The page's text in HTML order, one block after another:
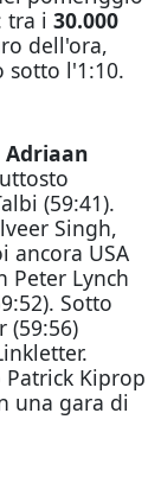
tra i 30.000
dell'ora,
sotto l'1:10.
Adriaan
(59:41).
Singh,
ancora USA
Peter Lynch
Sotto
(59:56)
Kiprop
una gara di